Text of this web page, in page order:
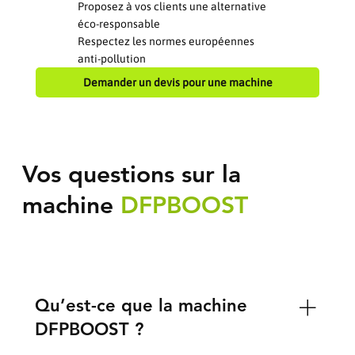
Proposez à vos clients une alternative
éco-responsable
Respectez les normes européennes
anti-pollution
Demander un devis pour une machine
Vos questions sur la
machine DFPBOOST
Qu’est-ce que la machine
DFPBOOST ?